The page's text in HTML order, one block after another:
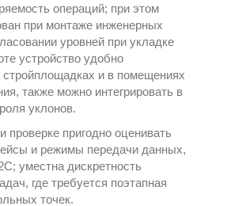
операций; при этом
при монтаже инженерных
уровней при укладке
устройство удобно
стройплощадках и в помещениях
также можно интегрировать в
уклонов.
проверке пригодно оценивать
и режимы передачи данных,
уместна дискретность
где требуется поэтапная
точек.